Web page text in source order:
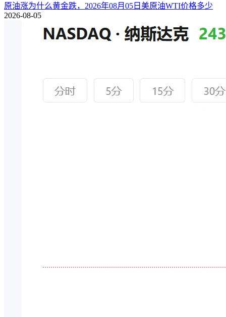
原油涨为什么黄金跌，2026年08月05日美原油WTI价格多少
2026-08-05